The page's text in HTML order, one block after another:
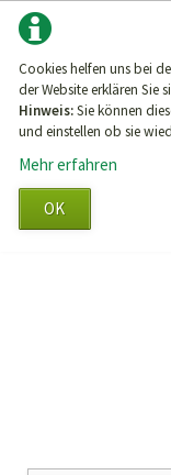
Cookies helfen uns bei
der Website erklären Sie
Hinweis:Sie können
und einstellen ob sie
Mehr erfahren
OK